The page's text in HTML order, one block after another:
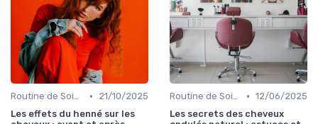
Routine de Soins pour Cheveux Bouclés •
21/10/2025
Les effets du henné sur les
Routine de Soins pour Cheveux Bouclés • 12/06/2025
Les secrets des cheveux